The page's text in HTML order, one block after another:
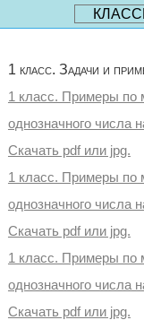
1 класс. Задачи и
1 класс. Примеры по
однозначного числа
Скачать pdf или jpg.
1 класс. Примеры по
однозначного числа
Скачать pdf или jpg.
1 класс. Примеры по
однозначного числа
Скачать pdf или jpg.